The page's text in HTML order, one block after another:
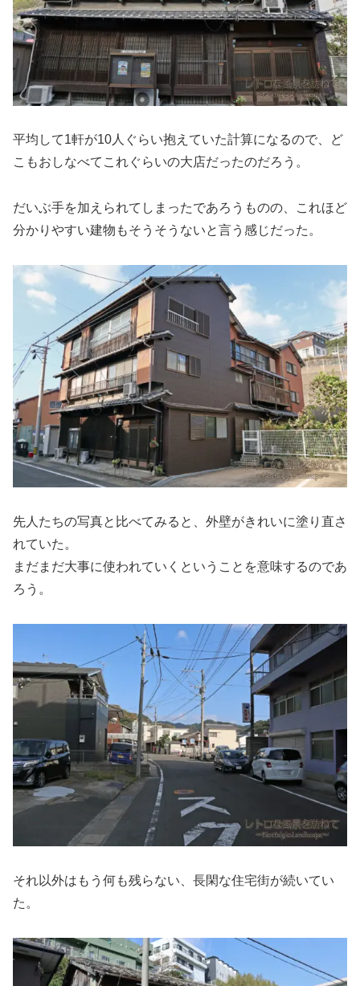
平均して1軒が10人ぐらい抱えていた計算になるので、ど
こもおしなべてこれぐらいの大店だったのだろう。
だいぶ手を加えられてしまったであろうものの、これほど
分かりやすい建物もそうそうないと言う感じだった。
先人たちの写真と比べてみると、外壁がきれいに塗り直さ
れていた。
まだまだ大事に使われていくということを意味するのであ
ろう。
それ以外はもう何も残らない、長閑な住宅街が続いてい
た。